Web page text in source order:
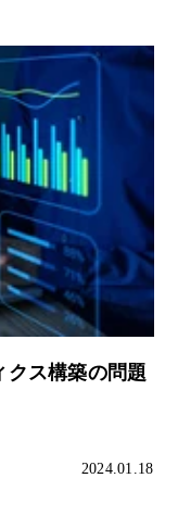
ス構築の問題
2024.01.18